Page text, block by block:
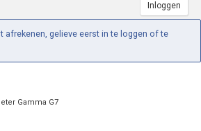
Inloggen
afrekenen, gelieve eerst in te loggen of te
Gamma G7